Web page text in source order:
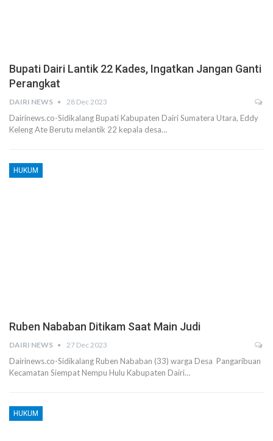
Bupati Dairi Lantik 22 Kades, Ingatkan Jangan Ganti
Perangkat
DAIRI NEWS 28 Dec 2023
Dairinews.co-Sidikalang Bupati Kabupaten Dairi Sumatera Utara, Eddy
Keleng Ate Berutu melantik 22 kepala desa…
HUKUM
Ruben Nababan Ditikam Saat Main Judi
DAIRI NEWS 27 Dec 2023
Dairinews.co-Sidikalang Ruben Nababan (33) warga Desa Pangaribuan
Kecamatan Siempat Nempu Hulu Kabupaten Dairi…
HUKUM